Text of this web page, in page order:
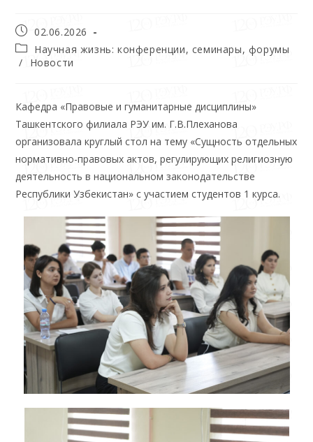
02.06.2026
Научная жизнь: конференции, семинары, форумы
/
Новости
Кафедра «Правовые и гуманитарные дисциплины»
Ташкентского филиала РЭУ им. Г.В.Плеханова
организовала круглый стол на тему «Сущность отдельных
нормативно-правовых актов, регулирующих религиозную
деятельность в национальном законодательстве
Республики Узбекистан» с участием студентов 1 курса.